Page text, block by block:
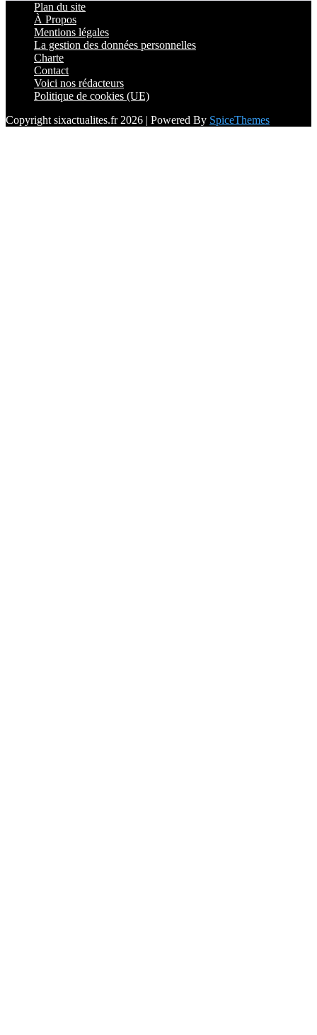
Plan du site
À Propos
Mentions légales
La gestion des données personnelles
Charte
Contact
Voici nos rédacteurs
Politique de cookies (UE)
Copyright sixactualites.fr 2026 | Powered By SpiceThemes